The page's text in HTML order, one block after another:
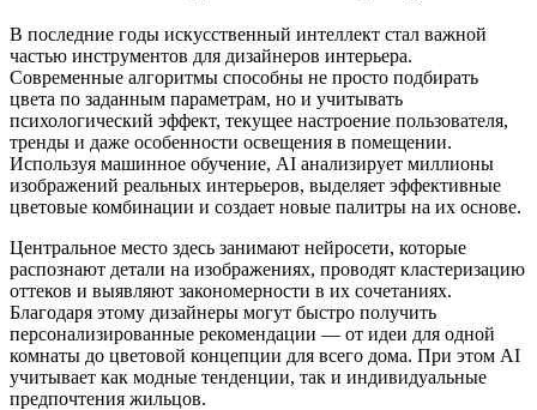
В последние годы искусственный интеллект стал важной
частью инструментов для дизайнеров интерьера.
Современные алгоритмы способны не просто подбирать
цвета по заданным параметрам, но и учитывать
психологический эффект, текущее настроение пользователя,
тренды и даже особенности освещения в помещении.
Используя машинное обучение, AI анализирует миллионы
изображений реальных интерьеров, выделяет эффективные
цветовые комбинации и создает новые палитры на их основе.
Центральное место здесь занимают нейросети, которые
распознают детали на изображениях, проводят кластеризацию
оттеков и выявляют закономерности в их сочетаниях.
Благодаря этому дизайнеры могут быстро получить
персонализированные рекомендации — от идеи для одной
комнаты до цветовой концепции для всего дома. При этом AI
учитывает как модные тенденции, так и индивидуальные
предпочтения жильцов.